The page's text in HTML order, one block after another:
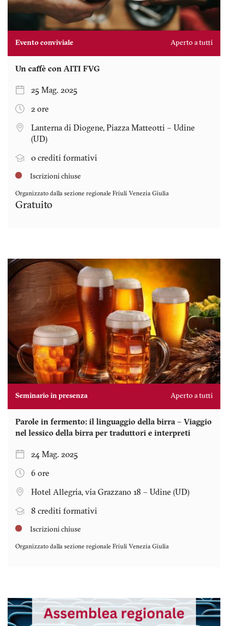
Evento conviviale Aperto a tutti
Un caffè con AITI FVG
25 Mag. 2025
2 ore
Lanterna di Diogene, Piazza Matteotti – Udine
(UD)
0 crediti formativi
Iscrizioni chiuse
Organizzato dalla sezione regionale Friuli Venezia Giulia
Gratuito
Seminario in presenza Aperto a tutti
Parole in fermento: il linguaggio della birra – Viaggio
nel lessico della birra per traduttori e interpreti
24 Mag. 2025
6 ore
Hotel Allegria, via Grazzano 18 – Udine (UD)
8 crediti formativi
Iscrizioni chiuse
Organizzato dalla sezione regionale Friuli Venezia Giulia